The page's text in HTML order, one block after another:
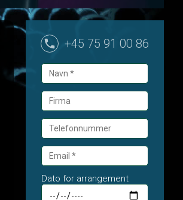
+45 75 91 00 86
Dato for arrangement